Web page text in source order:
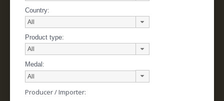
Country:
Product type:
Medal:
Producer / Importer: